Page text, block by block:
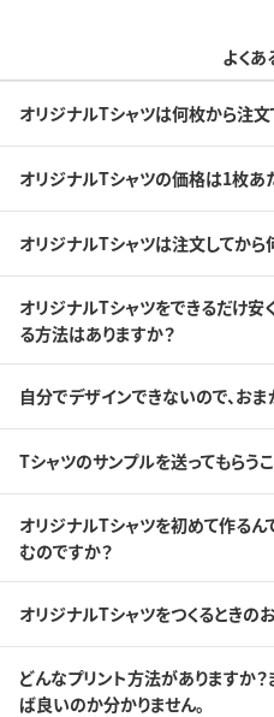
よくあ
オリジナルTシャツは何枚から注文
オリジナルTシャツの価格は1枚あ
オリジナルTシャツは注文してから
オリジナルTシャツをできるだけ安
る方法はありますか？
自分でデザインできないので、おま
Tシャツのサンプルを送ってもらう
オリジナルTシャツを初めて作るん
むのですか？
オリジナルTシャツをつくるときの
どんなプリント方法がありますか
ば良いのか分かりません。